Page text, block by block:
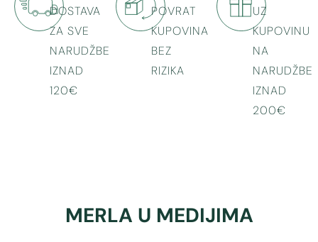
DOSTAVA
ZA SVE
NARUDŽBE
IZNAD
120€
POVRAT
KUPOVINA
BEZ
RIZIKA
UZ
KUPOVINU
NA
NARUDŽBE
IZNAD
200€
MERLA U MEDIJIMA